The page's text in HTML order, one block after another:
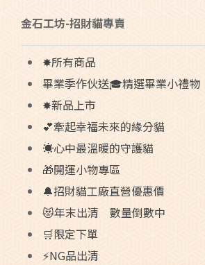
金石工坊-招財貓專賣
✸所有商品
畢業季作伙送🎓精選畢業小禮物
✸新品上市
💕牽起幸福未來的緣分貓
☀️心中最溫暖的守護貓
🎁開運小物專區
🔔招財貓工廠直營優惠價
😻年末出清 數量倒數中
🛒限定下單
⚡NG品出清